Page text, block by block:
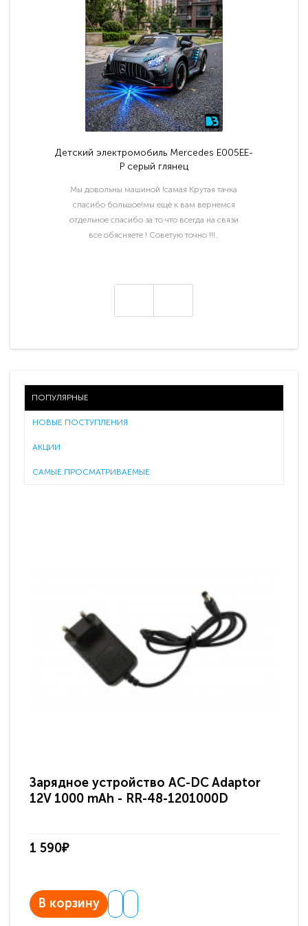
Детский электромобиль Mercedes E005EE-
P серый глянец
Мы довольны машиной !самая Крутая тачка
спасибо большое!мы ещё к вам вернемся
отдельное спасибо за то что всегда на связи
все обясняете ! Советую точно !!!..
ПОПУЛЯРНЫЕ
НОВЫЕ ПОСТУПЛЕНИЯ
АКЦИИ
САМЫЕ ПРОСМАТРИВАЕМЫЕ
Зарядное устройство AC-DC Adaptor
12V 1000 mAh - RR-48-1201000D
1 590₽
В корзину